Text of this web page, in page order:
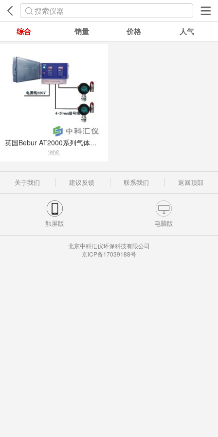
搜索仪器
综合 销量 价格 人气
英国Bebur AT2000系列气体报警检测仪
浏览
关于我们 建议反馈 联系我们 返回顶部
触屏版 电脑版
北京中科汇仪环保科技有限公司
京ICP备17039188号